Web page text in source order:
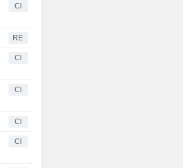
CI
RE
CI
CI
CI
CI